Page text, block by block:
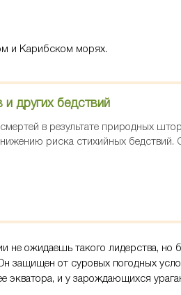
и Карибском морях.
других бедствий
в результате природных
риска стихийных
не ожидаешь такого лидерства, но
защищен от суровых погодных
и у зарождающихся